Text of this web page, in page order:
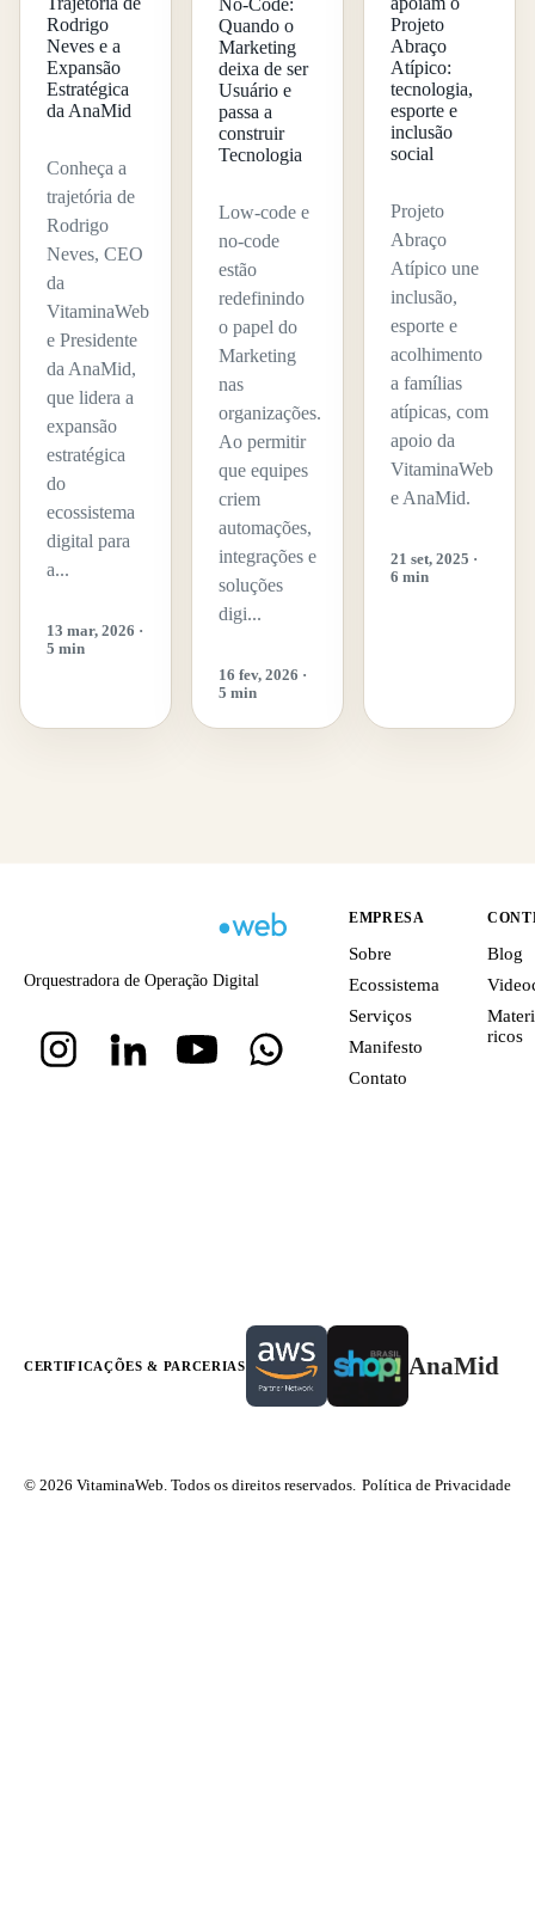
Rodrigo
Neves e a
Expansão
Estratégica
da AnaMid
Conheça a
trajetória de
Rodrigo
Neves, CEO
da
VitaminaWeb
e Presidente
da AnaMid,
que lidera a
expansão
estratégica
do
ecossistema
digital para
a...
13 mar, 2026 ·
5 min
No-Code:
Quando o
Marketing
deixa de ser
Usuário e
passa a
construir
Tecnologia
Low-code e
no-code
estão
redefinindo
o papel do
Marketing
nas
organizações.
Ao permitir
que equipes
criem
automações,
integrações e
soluções
digi...
16 fev, 2026 ·
5 min
Projeto
Abraço
Atípico:
tecnologia,
esporte e
inclusão
social
Projeto
Abraço
Atípico une
inclusão,
esporte e
acolhimento
a famílias
atípicas, com
apoio da
VitaminaWeb
e AnaMid.
21 set, 2025 ·
6 min
Orquestradora de Operação Digital
EMPRESA
Sobre
Ecossistema
Serviços
Manifesto
Contato
Blog
ricos
CERTIFICAÇÕES & PARCERIAS AnaMid
© 2026 VitaminaWeb. Todos os direitos reservados. Política de Privacidade